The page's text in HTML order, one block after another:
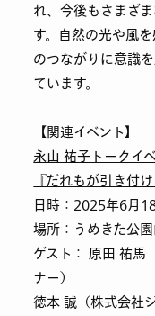
れ、今後もさまざ
す。自然の光や風
のつながりに意識
ています。
【関連イベント】
永山 祐子トークイ
『だれもが引き付
日時：2025年6月
場所：うめきた公
ゲスト： 原田 祐
ナー）
徳本 誠（株式会社